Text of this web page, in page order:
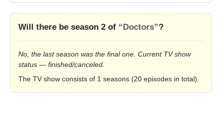
Will there be season 2 of “Doctors”?
No, the last season was the final one. Current TV show
status — finished/canceled.
The TV show consists of 1 seasons (20 episodes in total).